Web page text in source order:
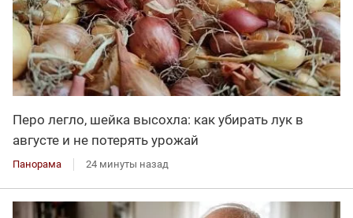
Перо легло, шейка высохла: как убирать лук в
августе и не потерять урожай
Панорама 24 минуты назад